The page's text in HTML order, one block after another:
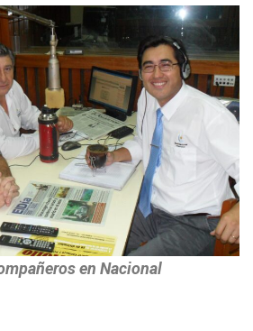
en Nacional